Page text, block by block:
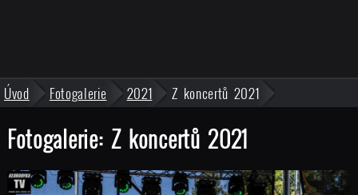
Úvod Fotogalerie 2021 Z koncertů 2021
Fotogalerie: Z koncertů 2021